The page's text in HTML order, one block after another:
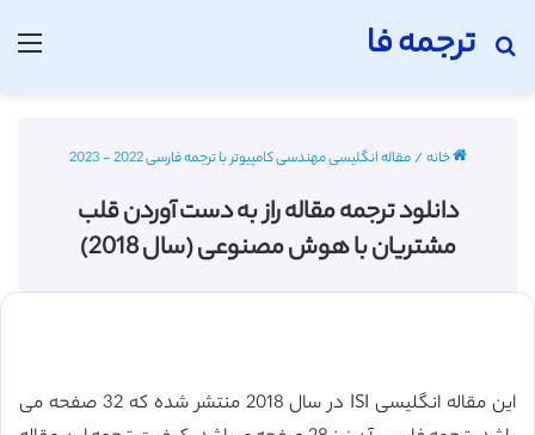
ترجمه فا
جستجو برای
خانه/مقاله انگلیسی مهندسی کامپیوتر با ترجمه فارسی 2022 - 2023
دانلود ترجمه مقاله راز به دست آوردن قلب
مشتریان با هوش مصنوعی (سال 2018)
این مقاله انگلیسی ISI در سال 2018 منتشر شده که 32 صفحه می